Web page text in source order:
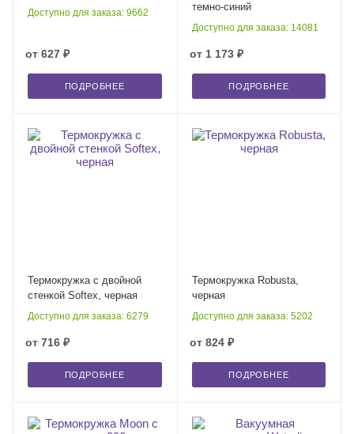
Доступно для заказа: 9662
от 627 ₽
ПОДРОБНЕЕ
темно-синий
Доступно для заказа: 14081
от 1 173 ₽
ПОДРОБНЕЕ
Термокружка с двойной
стенкой Softex, черная
Доступно для заказа: 6279
от 716 ₽
ПОДРОБНЕЕ
Термокружка Robusta,
черная
Доступно для заказа: 5202
от 824 ₽
ПОДРОБНЕЕ